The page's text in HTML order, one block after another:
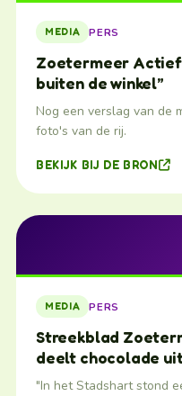
MEDIA PERS
Zoetermeer
buiten de winkel”
Nog een verslag van de
foto's van de rij.
BEKIJK BIJ DE BRON
MEDIA PERS
Streekblad
deelt chocolade
"In het Stadshart stond